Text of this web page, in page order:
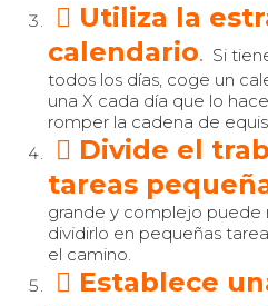
Utiliza la
calendario. Si
todos los días, coge un
una X cada día que lo
romper la cadena de
Divide el
tareas
grande y complejo puede
dividirlo en pequeñas
el camino.
Establece